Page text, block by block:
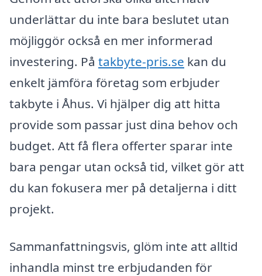
underlättar du inte bara beslutet utan
möjliggör också en mer informerad
investering. På takbyte-pris.se kan du
enkelt jämföra företag som erbjuder
takbyte i Åhus. Vi hjälper dig att hitta
provide som passar just dina behov och
budget. Att få flera offerter sparar inte
bara pengar utan också tid, vilket gör att
du kan fokusera mer på detaljerna i ditt
projekt.
Sammanfattningsvis, glöm inte att alltid
inhandla minst tre erbjudanden för